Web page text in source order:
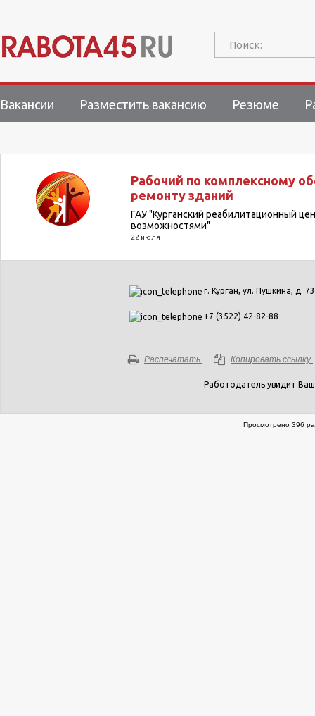
Поиск:
Вакансии Разместить вакансию Резюме
Рабочий по комплексному
ремонту зданий
ГАУ "Курганский реабилитационный
возможностями"
22 июля
г. Курган, ул. Пушкина, д. 73
+7 (3522) 42-82-88
Распечатать Копировать ссылку
Работодатель увидит
Просмотрено 396